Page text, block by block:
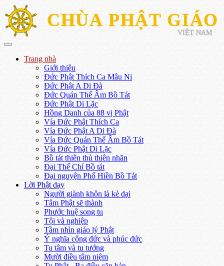
CHÙA PHẬT GIÁO
VIỆT NAM
Trang nhà
Giới thiệu
Đức Phật Thích Ca Mâu Ni
Đức Phật A Di Đà
Đức Quán Thế Âm Bồ Tát
Đức Phật Di Lặc
Hồng Danh của 88 vị Phật
Vía Đức Phật Thích Ca
Vía Đức Phật A Di Đà
Vía Đức Quán Thế Âm Bồ Tát
Vía Đức Phật Di Lặc
Bồ tát thiên thủ thiên nhãn
Đại Thế Chí Bồ tát
Đại nguyện Phổ Hiền Bồ Tát
Lời Phật dạy
Người giành khôn là kẻ dại
Tâm Phật sẽ thành
Phước huệ song tu
Tội và nghiệp
Tầm nhìn giáo lý Phật
Ý nghĩa công đức và phúc đức
Tu tâm và tu tướng
Mười điều tâm niệm